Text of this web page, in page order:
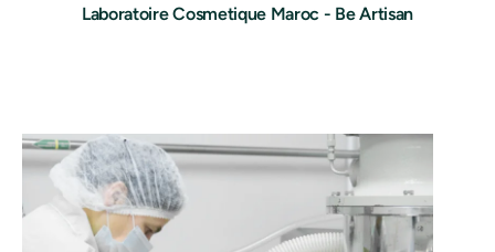
Laboratoire Cosmetique Maroc - Be Artisan